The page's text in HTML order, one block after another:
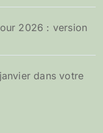
2026 : version
dans votre